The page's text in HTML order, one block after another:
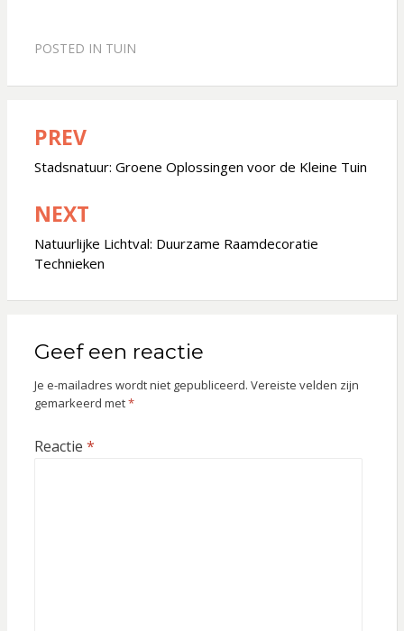
POSTED IN TUIN
Bericht
navigatie
PREV
Stadsnatuur: Groene Oplossingen voor de Kleine Tuin
NEXT
Natuurlijke Lichtval: Duurzame Raamdecoratie
Technieken
Geef een reactie
Je e-mailadres wordt niet gepubliceerd. Vereiste velden zijn
gemarkeerd met*
Reactie *